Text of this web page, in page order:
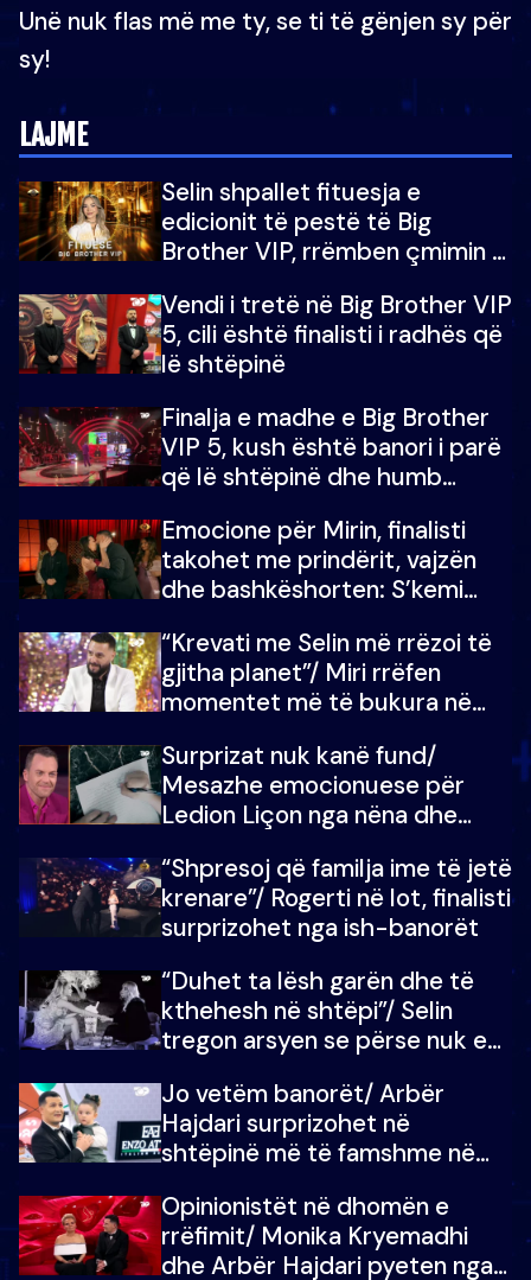
Unë nuk flas më me ty, se ti të gënjen sy për
sy!
LAJME
Selin shpallet fituesja e
edicionit të pestë të Big
Brother VIP, rrëmben çmimin e
Vendi i tretë në Big Brother VIP
5, cili është finalisti i radhës që
lë shtëpinë
Finalja e madhe e Big Brother
VIP 5, kush është banori i parë
që lë shtëpinë dhe humb
çmimin e madh
Emocione për Mirin, finalisti
takohet me prindërit, vajzën
dhe bashkëshorten: S’kemi
“Krevati me Selin më rrëzoi të
gjitha planet”/ Miri rrëfen
momentet më të bukura në
mungojë zilja e mëngjesit kur…
Surprizat nuk kanë fund/
Mesazhe emocionuese për
Ledion Liçon nga nëna dhe
mban dot lotët: Nuk meritoj…
“Shpresoj që familja ime të jetë
krenare”/ Rogerti në lot, finalisti
surprizohet nga ish-banorët
“Duhet ta lësh garën dhe të
kthehesh në shtëpi”/ Selin
tregon arsyen se përse nuk e
çoja luftën time deri në fund
Jo vetëm banorët/ Arbër
Hajdari surprizohet në
shtëpinë më të famshme në
vajzën e tij
Opinionistët në dhomën e
rrëfimit/ Monika Kryemadhi
dhe Arbër Hajdari pyeten nga